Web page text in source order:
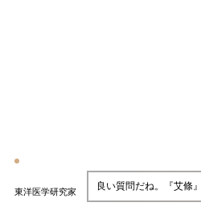
東洋医学研究家 良い質問だね。『艾條